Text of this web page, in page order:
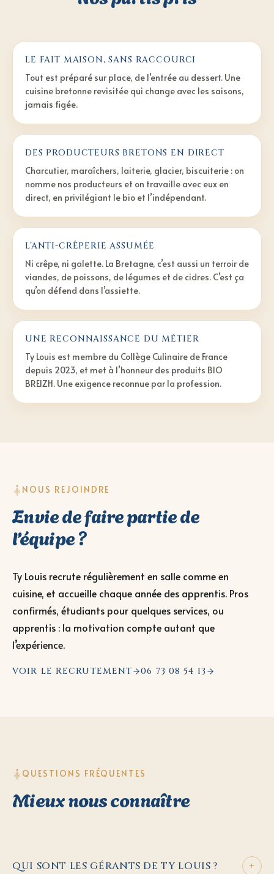
LE FAIT MAISON, SANS RACCOURCI
Tout est préparé sur place, de l’entrée au dessert. Une
cuisine bretonne revisitée qui change avec les saisons,
jamais figée.
DES PRODUCTEURS BRETONS EN DIRECT
Charcutier, maraîchers, laiterie, glacier, biscuiterie : on
nomme nos producteurs et on travaille avec eux en
direct, en privilégiant le bio et l’indépendant.
L’ANTI-CRÊPERIE ASSUMÉE
Ni crêpe, ni galette. La Bretagne, c’est aussi un terroir de
viandes, de poissons, de légumes et de cidres. C’est ça
qu’on défend dans l’assiette.
UNE RECONNAISSANCE DU MÉTIER
Ty Louis est membre du Collège Culinaire de France
depuis 2023, et met à l’honneur des produits BIO
BREIZH. Une exigence reconnue par la profession.
NOUS REJOINDRE
Envie de faire partie de
l’équipe ?
Ty Louis recrute régulièrement en salle comme en
cuisine, et accueille chaque année des apprentis. Pros
confirmés, étudiants pour quelques services, ou
apprentis : la motivation compte autant que
l’expérience.
VOIR LE RECRUTEMENT 06 73 08 54 13
QUESTIONS FRÉQUENTES
Mieux nous connaître
QUI SONT LES GÉRANTS DE TY LOUIS ? +